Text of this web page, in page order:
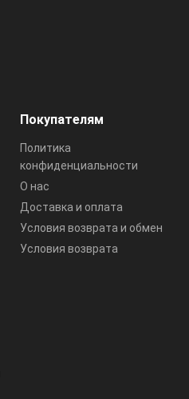
Покупателям
Политика
конфиденциальности
О нас
Доставка и оплата
Условия возврата и обмен
Условия возврата